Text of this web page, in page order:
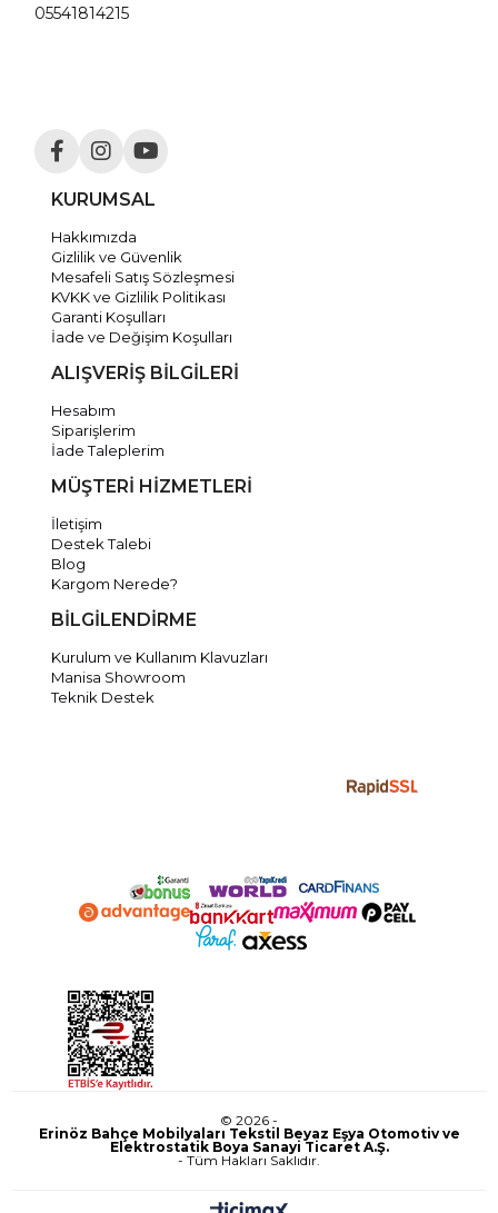
05541814215
KURUMSAL
Hakkımızda
Gizlilik ve Güvenlik
Mesafeli Satış Sözleşmesi
KVKK ve Gizlilik Politikası
Garanti Koşulları
İade ve Değişim Koşulları
ALIŞVERİŞ BİLGİLERİ
Hesabım
Siparişlerim
İade Taleplerim
MÜŞTERİ HİZMETLERİ
İletişim
Destek Talebi
Blog
Kargom Nerede?
BİLGİLENDİRME
Kurulum ve Kullanım Klavuzları
Manisa Showroom
Teknik Destek
© 2026 -
Erinöz Bahçe Mobilyaları Tekstil Beyaz Eşya Otomotiv ve
Elektrostatik Boya Sanayi Ticaret A.Ş.
- Tüm Hakları Saklıdır.